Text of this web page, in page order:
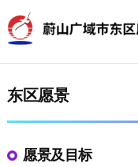
바
로
로
가
东区愿景
愿景及目标